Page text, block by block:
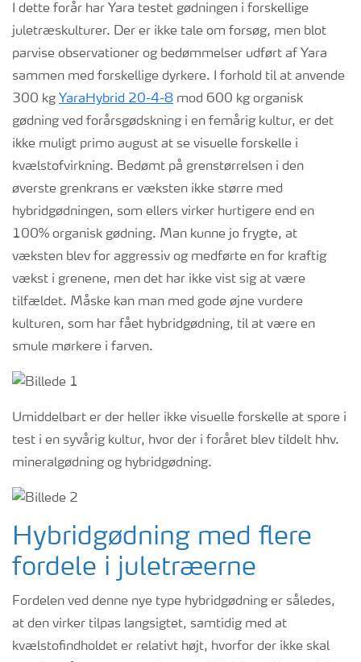
I dette forår har Yara testet gødningen i forskellige
juletræskulturer. Der er ikke tale om forsøg, men blot
parvise observationer og bedømmelser udført af Yara
sammen med forskellige dyrkere. I forhold til at anvende
300 kg YaraHybrid 20-4-8 mod 600 kg organisk
gødning ved forårsgødskning i en femårig kultur, er det
ikke muligt primo august at se visuelle forskelle i
kvælstofvirkning. Bedømt på grenstørrelsen i den
øverste grenkrans er væksten ikke større med
hybridgødningen, som ellers virker hurtigere end en
100% organisk gødning. Man kunne jo frygte, at
væksten blev for aggressiv og medførte en for kraftig
vækst i grenene, men det har ikke vist sig at være
tilfældet. Måske kan man med gode øjne vurdere
kulturen, som har fået hybridgødning, til at være en
smule mørkere i farven.
Umiddelbart er der heller ikke visuelle forskelle at spore i
test i en syvårig kultur, hvor der i foråret blev tildelt hhv.
mineralgødning og hybridgødning.
Hybridgødning med flere
fordele i juletræerne
Fordelen ved denne nye type hybridgødning er således,
at den virker tilpas langsigtet, samtidig med at
kvælstofindholdet er relativt højt, hvorfor der ikke skal